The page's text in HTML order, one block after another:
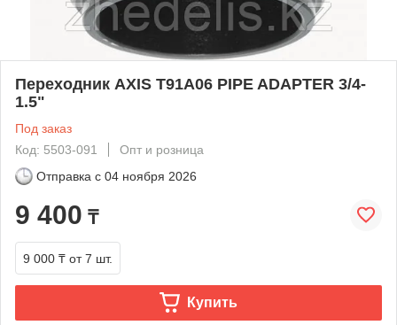
Переходник AXIS T91A06 PIPE ADAPTER 3/4-
1.5"
Под заказ
Код: 5503-091
Опт и розница
Отправка с 04 ноября 2026
9 400 ₸
9 000 ₸ от 7 шт.
Купить